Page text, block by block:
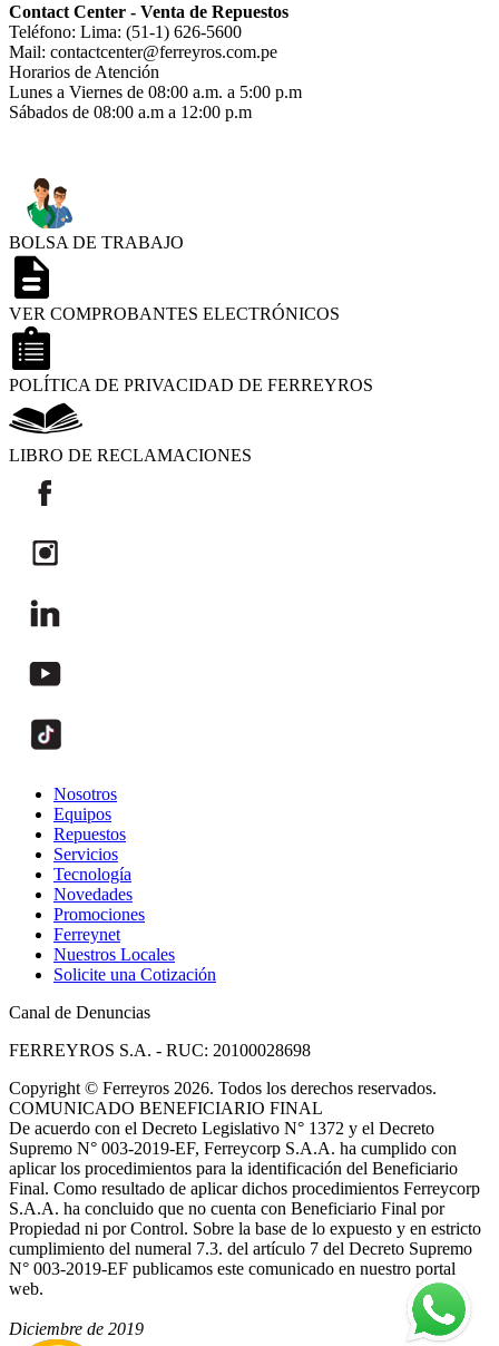
Contact Center - Venta de Repuestos
Teléfono: Lima: (51-1) 626-5600
Mail: contactcenter@ferreyros.com.pe
Horarios de Atención
Lunes a Viernes de 08:00 a.m. a 5:00 p.m
Sábados de 08:00 a.m a 12:00 p.m
BOLSA DE TRABAJO
VER COMPROBANTES ELECTRÓNICOS
POLÍTICA DE PRIVACIDAD DE FERREYROS
LIBRO DE RECLAMACIONES
Nosotros
Equipos
Repuestos
Servicios
Tecnología
Novedades
Promociones
Ferreynet
Nuestros Locales
Solicite una Cotización
Canal de Denuncias
FERREYROS S.A. - RUC: 20100028698
Copyright © Ferreyros 2026. Todos los derechos reservados.
COMUNICADO BENEFICIARIO FINAL
De acuerdo con el Decreto Legislativo N° 1372 y el Decreto
Supremo N° 003-2019-EF, Ferreycorp S.A.A. ha cumplido con
aplicar los procedimientos para la identificación del Beneficiario
Final. Como resultado de aplicar dichos procedimientos Ferreycorp
S.A.A. ha concluido que no cuenta con Beneficiario Final por
Propiedad ni por Control. Sobre la base de lo expuesto y en estricto
cumplimiento del numeral 7.3. del artículo 7 del Decreto Supremo
N° 003-2019-EF publicamos este comunicado en nuestro portal
web.
Diciembre de 2019